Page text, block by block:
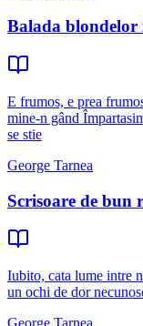
Balada
E frumos, e prea
mine-n gând
se stie
George Tarnea
Scrisoare de bun
Iubito, cata lume intre
un ochi de dor